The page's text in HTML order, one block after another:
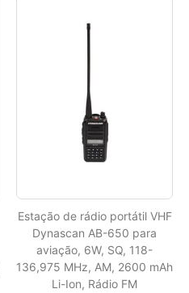
Estação de rádio portátil VHF
Dynascan AB-650 para
aviação, 6W, SQ, 118-
136,975 MHz, AM, 2600 mAh
Li-Ion, Rádio FM